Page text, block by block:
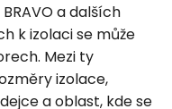
a dalších
k izolaci se může
Mezi ty
izolace,
a oblast, kde se